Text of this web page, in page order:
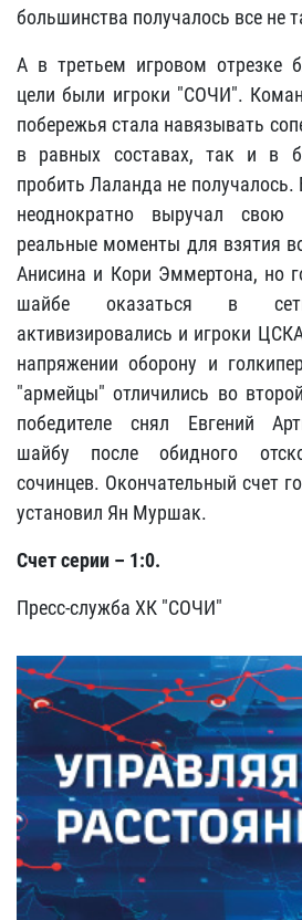
большинства получалось все не
А в третьем игровом отрезке
цели были игроки "СОЧИ".
побережья стала навязывать
в равных составах, так и в
пробить Лаланда не получалось.
неоднократно выручал
реальные моменты для взятия
Анисина и Кори Эммертона, но
шайбе оказаться в
активизировались и игроки
напряжении оборону и
"армейцы" отличились во
победителе снял Евгений
шайбу после обидного
сочинцев. Окончательный счет
установил Ян Муршак.
Счет серии – 1:0.
Пресс-служба ХК "СОЧИ"